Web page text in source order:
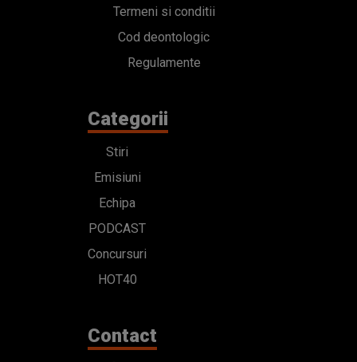
Termeni si conditii
Cod deontologic
Regulamente
Categorii
Stiri
Emisiuni
Echipa
PODCAST
Concursuri
HOT40
Contact